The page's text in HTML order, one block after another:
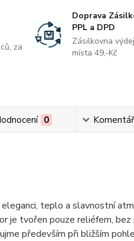
za
Doprava
PPL a DPD
Zásilkovna
místa 49,-Kč
0
teplo a slavnostní
je tvořen pouze reliéfem,
především při bližším